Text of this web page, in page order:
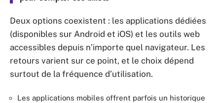
Deux options coexistent : les applications dédiées
(disponibles sur Android et iOS) et les outils web
accessibles depuis n’importe quel navigateur. Les
retours varient sur ce point, et le choix dépend
surtout de la fréquence d’utilisation.
Les applications mobiles offrent parfois un historique